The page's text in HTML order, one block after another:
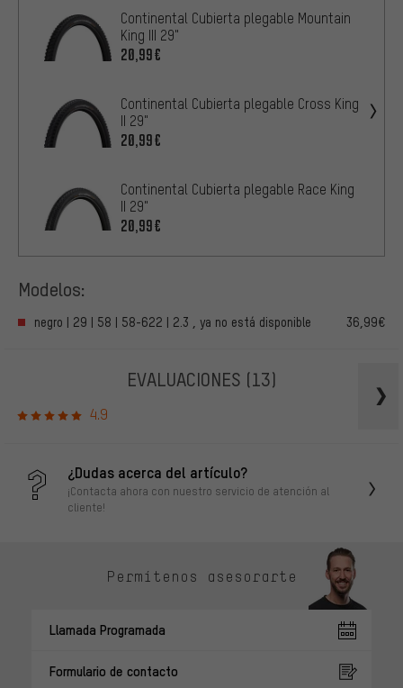
Continental Cubierta plegable Mountain
King III 29"
20,99€
Continental Cubierta plegable Cross King
II 29"
20,99€
Continental Cubierta plegable Race King
II 29"
20,99€
Modelos:
negro | 29 | 58 | 58-622 | 2.3 , ya no está disponible 36,99€
EVALUACIONES (13)
4.9
¿Dudas acerca del artículo?
¡Contacta ahora con nuestro servicio de atención al
cliente!
Permítenos asesorarte
Llamada Programada
Formulario de contacto